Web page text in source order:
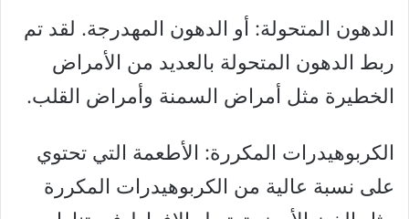
الدهون المتحولة: أو الدهون المهدرجة. لقد تم
ربط الدهون المتحولة بالعديد من الأمراض
الخطيرة مثل أمراض السمنة وأمراض القلب.
الكربوهيدرات المكررة: الأطعمة التي تحتوي
على نسبة عالية من الكربوهيدرات المكررة